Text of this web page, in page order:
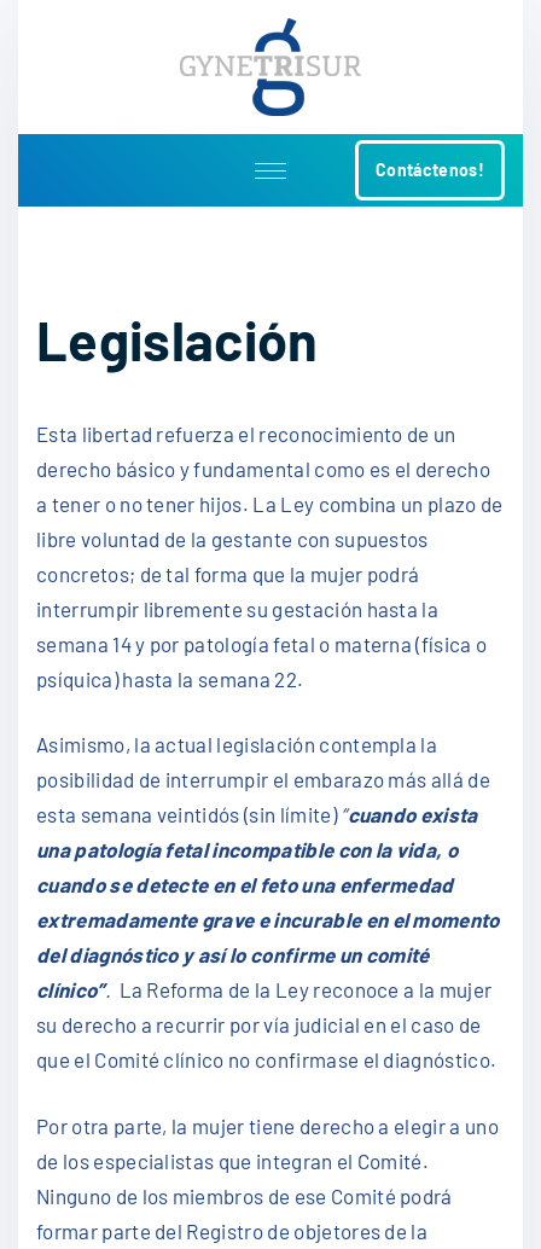
Contáctenos!
Legislación
Esta libertad refuerza el reconocimiento de un
derecho básico y fundamental como es el derecho
a tener o no tener hijos. La Ley combina un plazo de
libre voluntad de la gestante con supuestos
concretos; de tal forma que la mujer podrá
interrumpir libremente su gestación hasta la
semana 14 y por patología fetal o materna (física o
psíquica) hasta la semana 22.
Asimismo, la actual legislación contempla la
posibilidad de interrumpir el embarazo más allá de
esta semana veintidós (sin límite) “cuando exista
una patología fetal incompatible con la vida, o
cuando se detecte en el feto una enfermedad
extremadamente grave e incurable en el momento
del diagnóstico y así lo confirme un comité
clínico”. La Reforma de la Ley reconoce a la mujer
su derecho a recurrir por vía judicial en el caso de
que el Comité clínico no confirmase el diagnóstico.
Por otra parte, la mujer tiene derecho a elegir a uno
de los especialistas que integran el Comité.
Ninguno de los miembros de ese Comité podrá
formar parte del Registro de objetores de la